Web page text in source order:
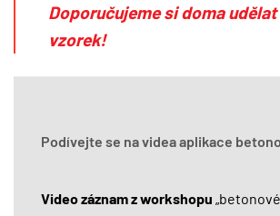
Doporučujeme si doma
vzorek!
Podívejte se na videa aplikace
Video záznam z workshopu